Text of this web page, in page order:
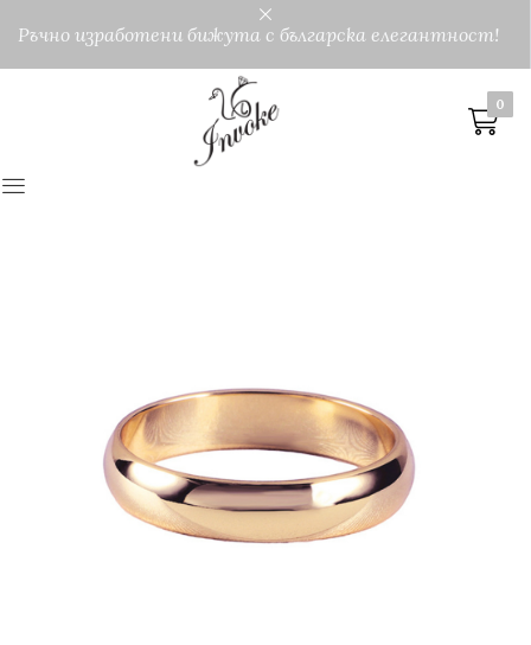
Ръчно изработени бижута с българска елегантност!
0
0